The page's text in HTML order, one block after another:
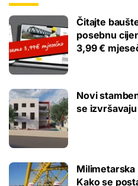
Čitajte
posebnu
3,99 €
Novi
se
Kako se